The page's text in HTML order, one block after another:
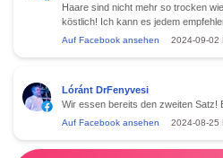
Haare sind nicht mehr so trocken
köstlich! Ich kann es jedem
Auf Facebook ansehen 2024-09-02
Lóránt DrFenyvesi
Wir essen bereits den zweiten Satz!
Auf Facebook ansehen 2024-08-25